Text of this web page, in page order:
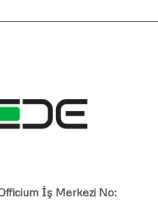
İş Merkezi No: